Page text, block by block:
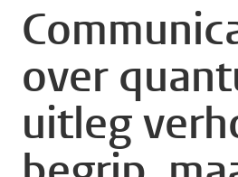
over
uitleg